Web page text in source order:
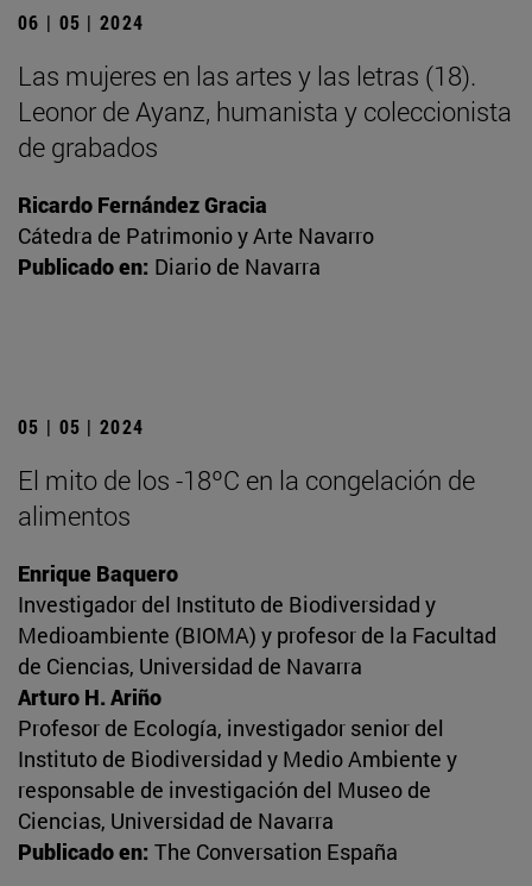
06 | 05 | 2024
Las mujeres en las artes y las letras (18).
Leonor de Ayanz, humanista y coleccionista
de grabados
Ricardo Fernández Gracia
Cátedra de Patrimonio y Arte Navarro
Publicado en: Diario de Navarra
05 | 05 | 2024
El mito de los -18ºC en la congelación de
alimentos
Enrique Baquero
Investigador del Instituto de Biodiversidad y
Medioambiente (BIOMA) y profesor de la Facultad
de Ciencias, Universidad de Navarra
Arturo H. Ariño
Profesor de Ecología, investigador senior del
Instituto de Biodiversidad y Medio Ambiente y
responsable de investigación del Museo de
Ciencias, Universidad de Navarra
Publicado en: The Conversation España